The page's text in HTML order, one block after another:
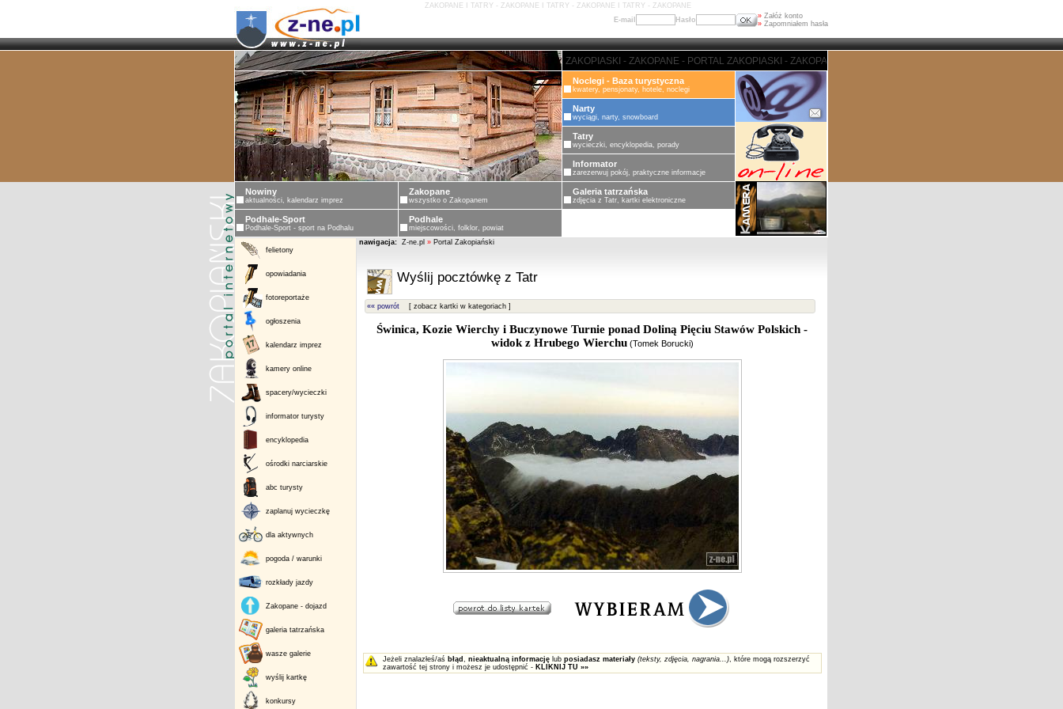
ZAKOPANE I TATRY - ZAKOPANE I TATRY - ZAKOPANE I TATRY - ZAKOPANE
E-mail
Hasło » Załóż konto
» Zapomniałem hasła
ZAKOPANE - PORTAL ZAKOPIASKI - ZAKOPANE - PORTAL ZAKOPIASKI - ZAKOPANE - PORTAL ZAKOPIASKI -
Noclegi - Baza turystyczna
kwatery, pensjonaty, hotele, noclegi
Narty
wyciągi, narty, snowboard
Tatry
wycieczki, encyklopedia, porady
Informator
zarezerwuj pokój, praktyczne informacje
Nowiny
aktualności, kalendarz imprez
Zakopane
wszystko o Zakopanem
Galeria tatrzańska
zdjęcia z Tatr, kartki elektroniczne
Podhale-Sport
Podhale-Sport - sport na Podhalu
Podhale
miejscowości, folklor, powiat
felietony
opowiadania
fotoreportaże
ogłoszenia
kalendarz imprez
kamery online
spacery/wycieczki
informator turysty
encyklopedia
ośrodki narciarskie
abc turysty
zaplanuj wycieczkę
dla aktywnych
pogoda / warunki
rozkłady jazdy
Zakopane - dojazd
galeria tatrzańska
wasze galerie
wyślij kartkę
konkursy
nawigacja: Z-ne.pl » Portal Zakopiański
Wyślij pocztówkę z Tatr
«« powrót [ zobacz kartki w kategoriach ]
Świnica, Kozie Wierchy i Buczynowe Turnie ponad Doliną Pięciu Stawów Polskich -
widok z Hrubego Wierchu(Tomek Borucki)
Jeżeli znalazłeś/aś błąd , nieaktualną informacjęlub posiadasz materiały (teksty, zdjęcia, nagrania...), które mogą rozszerzyć
zawartość tej strony i możesz je udostępnić - KLIKNIJ TU »»